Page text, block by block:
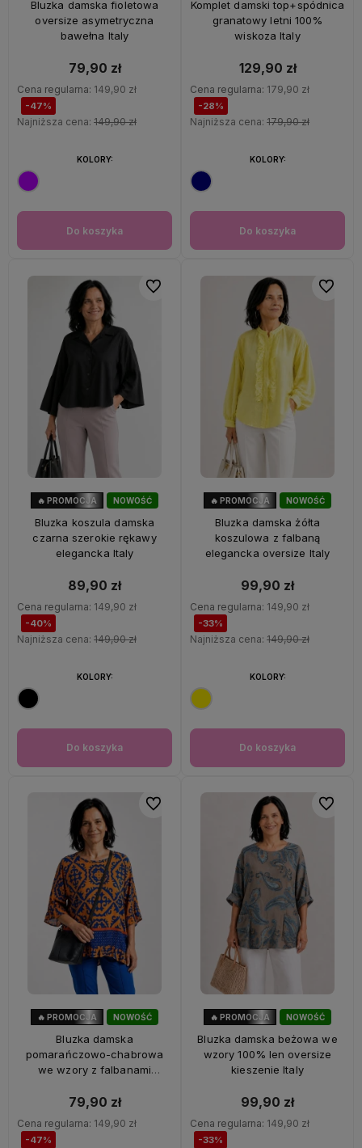
Bluzka damska fioletowa
oversize asymetryczna
bawełna Italy
79,90 zł
Cena regularna: 149,90 zł
-47%
Najniższa cena: 149,90 zł
Do koszyka
KOLORY:
Komplet damski top+spódnica
granatowy letni 100%
wiskoza Italy
129,90 zł
Cena regularna: 179,90 zł
-28%
Najniższa cena: 179,90 zł
Do koszyka
KOLORY:
NOWOŚĆ
🔥 PROMOCJA
Bluzka koszula damska
czarna szerokie rękawy
elegancka Italy
89,90 zł
Cena regularna: 149,90 zł
-40%
Najniższa cena: 149,90 zł
Do koszyka
KOLORY:
Do ulubionych
NOWOŚĆ
OKAZJA
🔥 PROMOCJA
Bluzka damska żółta
koszulowa z falbaną
elegancka oversize Italy
99,90 zł
Cena regularna: 149,90 zł
-33%
Najniższa cena: 149,90 zł
Do koszyka
KOLORY:
Do
NOWOŚĆ
🔥 PROMOCJA
Bluzka damska
pomarańczowo-chabrowa
we wzory z falbanami
79,90 zł
Cena regularna: 149,90 zł
-47%
Do ulubionych
NOWOŚĆ
OKAZJA
🔥 PROMOCJA
Bluzka damska beżowa we
wzory 100% len oversize
kieszenie Italy
99,90 zł
Cena regularna: 149,90 zł
-33%
Do